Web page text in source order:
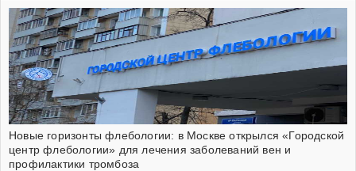
Новые горизонты флебологии: в Москве открылся «Городской
центр флебологии» для лечения заболеваний вен и
профилактики тромбоза